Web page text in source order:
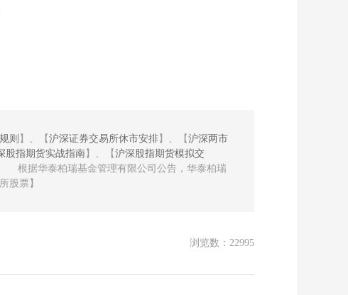
则 】、【 沪深证券交易所休市安排 】、【 沪深两市
股指期货实战指南 】、【 沪深股指期货模拟交
根据华泰柏瑞基金管理有限公司公告，华泰柏瑞
股票】
浏览数：22995